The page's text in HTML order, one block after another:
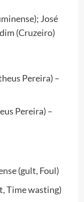
José
(Cruzeiro)
Pereira) –
Pereira) –
(gult, Foul)
Time wasting)